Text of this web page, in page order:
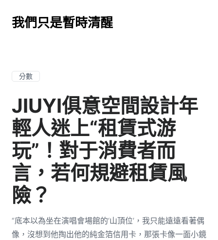
我們只是暫時清醒
分數
JIUYI俱意空間設計年
輕人迷上“租賃式游
玩”！對于消費者而
言，若何規避租賃風
險？
“底本以為坐在演唱會場館的‘山頂位’，我只能遠遠看著偶
像，沒想到他掏出他的純金箔信用卡，那張卡像一面小鏡